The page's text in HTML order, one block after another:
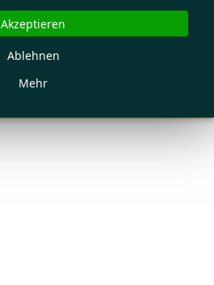
Mehr
Ablehnen
Akzeptieren